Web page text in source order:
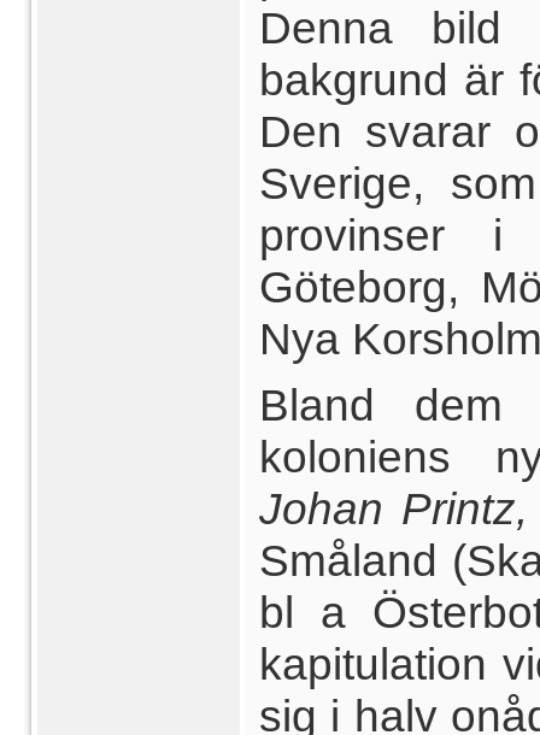
Denna bild
bakgrund är
Den svarar
Sverige,
provinser i
Göteborg,
Nya
Bland dem
koloniens
Johan
Småland
bl a
kapitulation
sig i halv